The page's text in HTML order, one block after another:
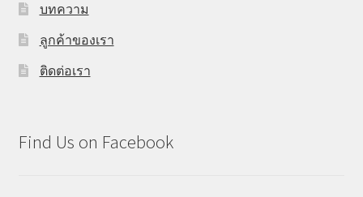
บทความ
ลูกค้าของเรา
ติดต่อเรา
Find Us on Facebook